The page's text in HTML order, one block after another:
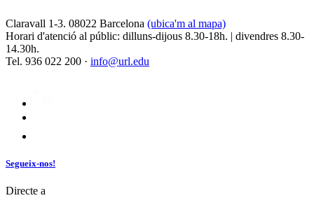
Claravall 1-3. 08022 Barcelona (ubica'm al mapa)
Horari d'atenció al públic: dilluns-dijous 8.30-18h. | divendres 8.30-
14.30h.
Tel. 936 022 200 · info@url.edu
Segueix-nos!
Directe a